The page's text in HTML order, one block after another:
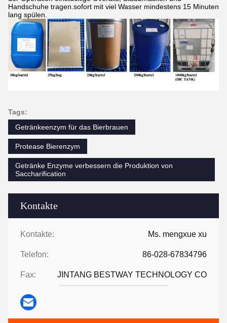
Kontakte
Kontakte: Ms. mengxue xu
Telefon: 86-028-67834796
Fax: JINTANG BESTWAY TECHNOLOGY CO
Handschuhe tragen.sofort mit viel Wasser mindestens 15 Minuten
lang spülen.
Tags:
Getränkeenzym für das Bierbrauen
Protease Bierenzym
Getränke Enzyme verbessern die Produktion von
Saccharification